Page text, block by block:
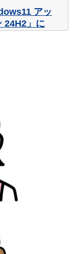
お知らせ
セル自動入力
ートでQC
が入手できま
の最新版
展 in 中津
場御礼
ございまし
ューチュアテ
アテック ロ
さい！ チャ […]
に「エビデン
線入力」の動
さい！ チャ […]
アッ
24H2」に
の更新にお
できなくな
りクライアン
QCPROサ
に不具合
を公開し
オンラインア
既に
たユーザー
及び